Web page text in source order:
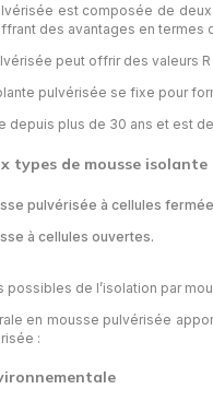
est composée de
des avantages en
peut offrir des valeurs
pulvérisée se fixe pour
depuis plus de 30 ans et est
types de mousse isolante
pulvérisée à cellules
à cellules ouvertes.
possibles de l’isolation par
en mousse pulvérisée
: